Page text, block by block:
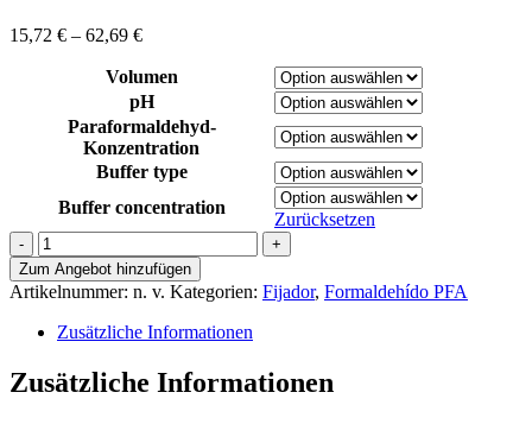
15,72 € – 62,69 €Preisspanne:
bis
62,69 €
Volumen
pH
Paraformaldehyd-
Konzentration
Buffer type
Buffer concentration
Zurücksetzen
Paraformaldehyde
in
buffer
-
Ready
use
Menge
Zum Angebot hinzufügen
Artikelnummer: n. v. Kategorien: Fijador, Formaldehído PFA
Zusätzliche Informationen
Zusätzliche Informationen